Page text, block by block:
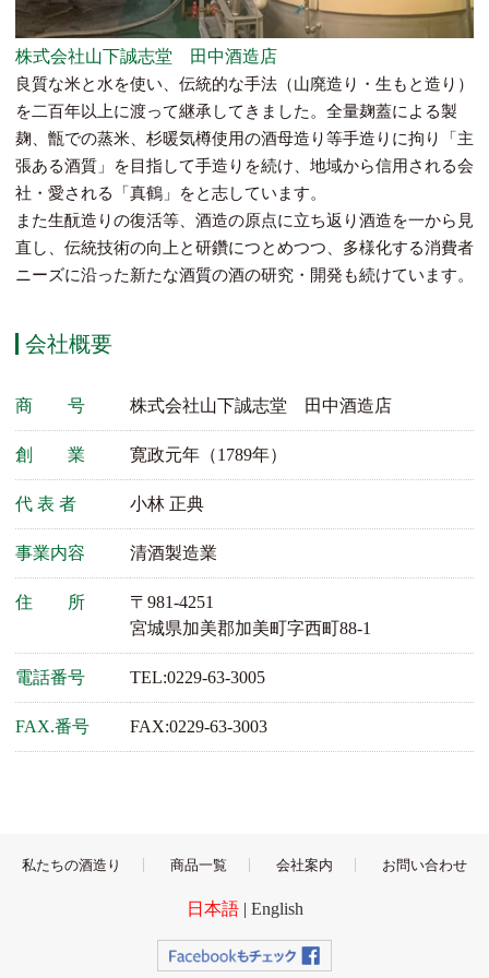
株式会社山下誠志堂 田中酒造店
良質な米と水を使い、伝統的な手法（山廃造り・生もと造り）
を二百年以上に渡って継承してきました。全量麹蓋による製
麹、甑での蒸米、杉暖気樽使用の酒母造り等手造りに拘り「主
張ある酒質」を目指して手造りを続け、地域から信用される会
社・愛される「真鶴」をと志しています。
また生酛造りの復活等、酒造の原点に立ち返り酒造を一から見
直し、伝統技術の向上と研鑽につとめつつ、多様化する消費者
ニーズに沿った新たな酒質の酒の研究・開発も続けています。
会社概要
商 号 株式会社山下誠志堂 田中酒造店
創 業 寛政元年（1789年）
代 表 者 小林 正典
事業内容 清酒製造業
住 所
〒981-4251
宮城県加美郡加美町字西町88-1
電話番号 TEL:0229-63-3005
FAX.番号 FAX:0229-63-3003
私たちの酒造り 商品一覧 会社案内 お問い合わせ
日本語| English